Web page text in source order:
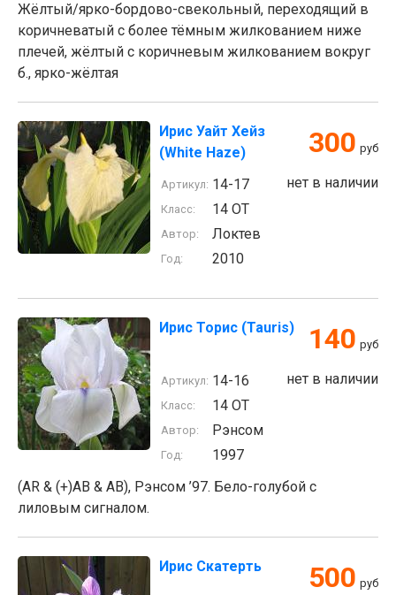
Жёлтый/ярко-бордово-свекольный, переходящий в
коричневатый с более тёмным жилкованием ниже
плечей, жёлтый с коричневым жилкованием вокруг
б., ярко-жёлтая
Ирис Уайт Хейз
(White Haze)
300 руб
нет в наличии
Артикул: 14-17
Класс: 14 ОТ
Автор: Локтев
Год: 2010
Ирис Торис (Tauris) 140 руб
нет в наличии
Артикул: 14-16
Класс: 14 ОТ
Автор: Рэнсом
Год:
1997
(AR & (+)AB & AB), Рэнсом ’97. Бело-голубой с
лиловым сигналом.
Ирис Скатерть 500 руб